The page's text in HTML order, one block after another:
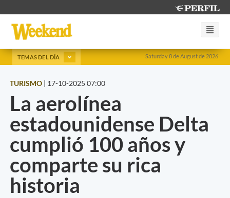
Saturday 8 de August de 2026
TEMAS DEL DÍA
TURISMO | 17-10-2025 07:00
La aerolínea
estadounidense Delta
cumplió 100 años y
comparte su rica
historia